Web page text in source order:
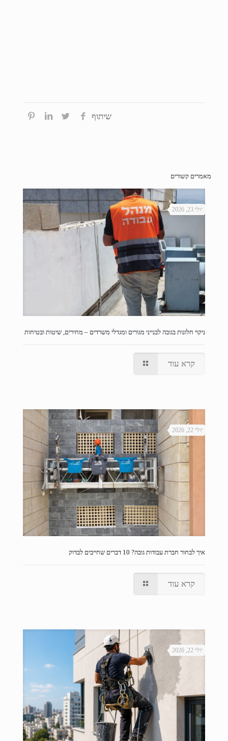
שיתוף
מאמרים קשורים
יולי 23, 2026
ניקוי חלונות בגובה לבנייני מגורים ומגדלי משרדים – מחירים, שיטות ובטיחות
קרא עוד
יולי 22, 2026
איך לבחור חברת עבודות גובה? 10 דברים שחייבים לבדוק
קרא עוד
יולי 22, 2026